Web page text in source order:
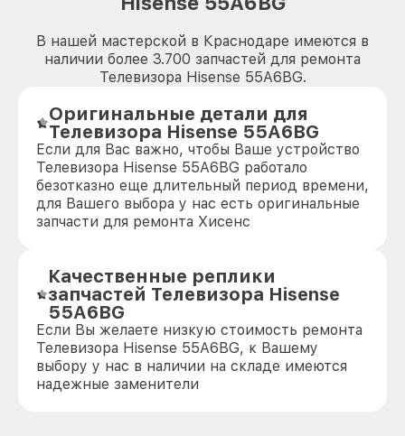
В нашей мастерской в Краснодаре имеются в
наличии более 3.700 запчастей для ремонта
Телевизора Hisense 55A6BG.
Оригинальные детали для
Телевизора Hisense 55A6BG
Если для Вас важно, чтобы Ваше устройство
Телевизора Hisense 55A6BG работало
безотказно еще длительный период времени,
для Вашего выбора у нас есть оригинальные
запчасти для ремонта Хисенс
Качественные реплики
запчастей Телевизора Hisense
55A6BG
Если Вы желаете низкую стоимость ремонта
Телевизора Hisense 55A6BG, к Вашему
выбору у нас в наличии на складе имеются
надежные заменители